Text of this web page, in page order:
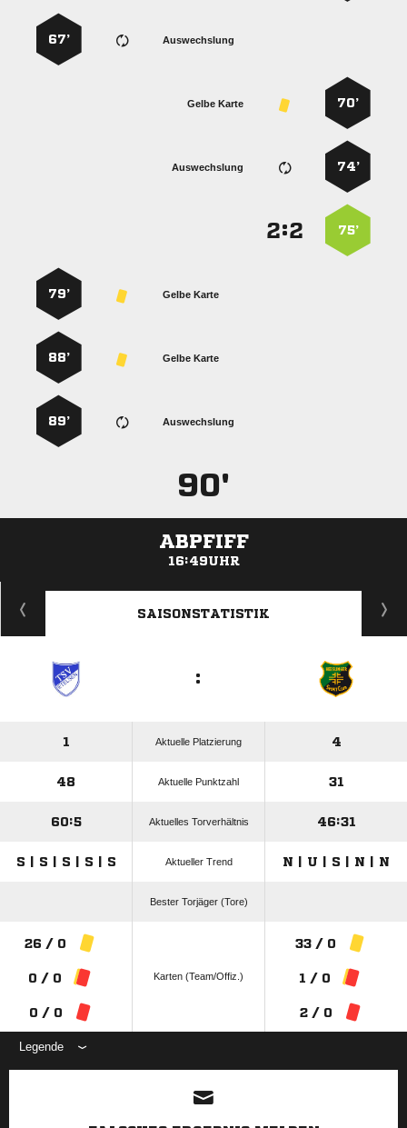
Auswechslung
67’
70’
Gelbe Karte
74’
Auswechslung
75’
:
Gelbe Karte
79’
Gelbe Karte
88’
Auswechslung
89’
90'
ABPFIFF
16:49UHR
ANZEIGE
SAISONSTATISTIK
:
1 Aktuelle Platzierung 4
48 Aktuelle Punktzahl 31
60:5 Aktuelles Torverhältnis 46:31
S | S | S | S | S Aktueller Trend N | U | S | N | N
Bester Torjäger (Tore)
26 / 0
0 / 0
0 / 0
Karten (Team/Offiz.)
33 / 0
1 / 0
2 / 0
Legende
ANZEIGE